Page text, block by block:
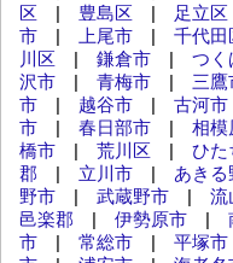
区 | 豊島区 | 足立区
市 | 上尾市 | 千代田
川区 | 鎌倉市 | つく
沢市 | 青梅市 | 三鷹
市 | 越谷市 | 古河市
市 | 春日部市 | 相模
橋市 | 荒川区 | ひた
郡 | 立川市 | あきる
野市 | 武蔵野市 | 流
邑楽郡 | 伊勢原市 |
市 | 常総市 | 平塚市